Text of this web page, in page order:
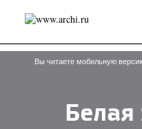
Россия Мир Технологии
Проекты
Конкурсы
send.project Анонсы
Вы читаете мобильную
Белая